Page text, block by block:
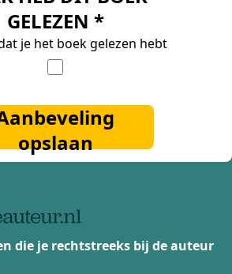
GELEZEN *
je het boek gelezen hebt
opslaan
die je rechtstreeks bij de auteur